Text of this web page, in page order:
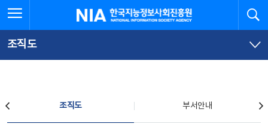
문
로
가
체
뉴
바
가
한국지능정보사회진흥원
조직도
조직도 부서안내